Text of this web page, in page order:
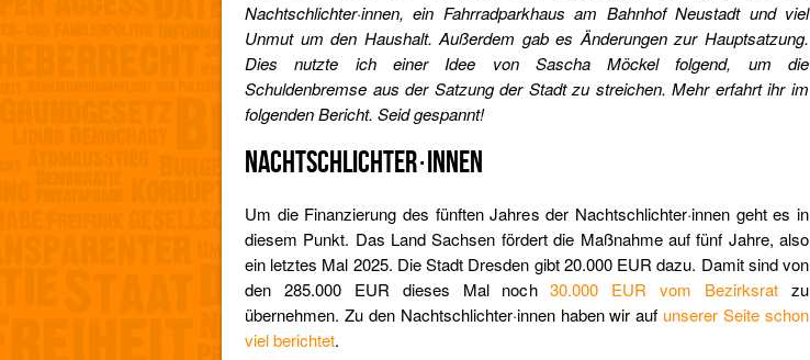
Nachtschlichter·innen, ein Fahrradparkhaus am Bahnhof Neustadt und viel
Unmut um den Haushalt. Außerdem gab es Änderungen zur Hauptsatzung.
Dies nutzte ich einer Idee von Sascha Möckel folgend, um die
Schuldenbremse aus der Satzung der Stadt zu streichen. Mehr erfahrt ihr im
folgenden Bericht. Seid gespannt!
NACHTSCHLICHTER·INNEN
Um die Finanzierung des fünften Jahres der Nachtschlichter·innen geht es in
diesem Punkt. Das Land Sachsen fördert die Maßnahme auf fünf Jahre, also
ein letztes Mal 2025. Die Stadt Dresden gibt 20.000 EUR dazu. Damit sind von
den 285.000 EUR dieses Mal noch30.000 EUR vom Bezirksrat zu
übernehmen. Zu den Nachtschlichter·innen haben wir auf unserer Seite schon
viel berichtet.